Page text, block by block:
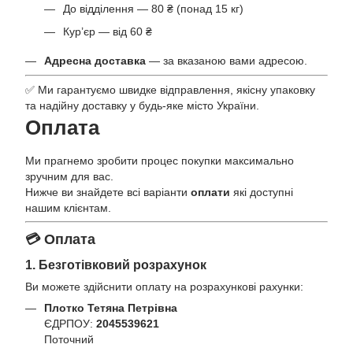
До відділення — 80 ₴ (понад 15 кг)
Кур’єр — від 60 ₴
Адресна доставка — за вказаною вами адресою.
✅ Ми гарантуємо швидке відправлення, якісну упаковку
та надійну доставку у будь-яке місто України.
Оплата
Ми прагнемо зробити процес покупки максимально
зручним для вас.
Нижче ви знайдете всі варіанти оплати які доступні
нашим клієнтам.
💳 Оплата
1. Безготівковий розрахунок
Ви можете здійснити оплату на розрахункові рахунки:
Плотко Тетяна Петрівна
ЄДРПОУ: 2045539621
Поточний